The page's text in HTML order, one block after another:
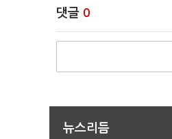
댓글 0
뉴스리듬